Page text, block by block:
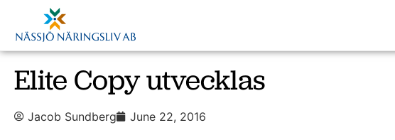
Elite Copy utvecklas
Jacob Sundberg June 22, 2016